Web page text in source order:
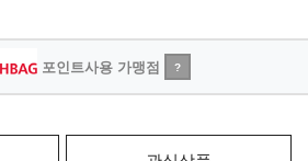
포인트사용 가맹점 ?